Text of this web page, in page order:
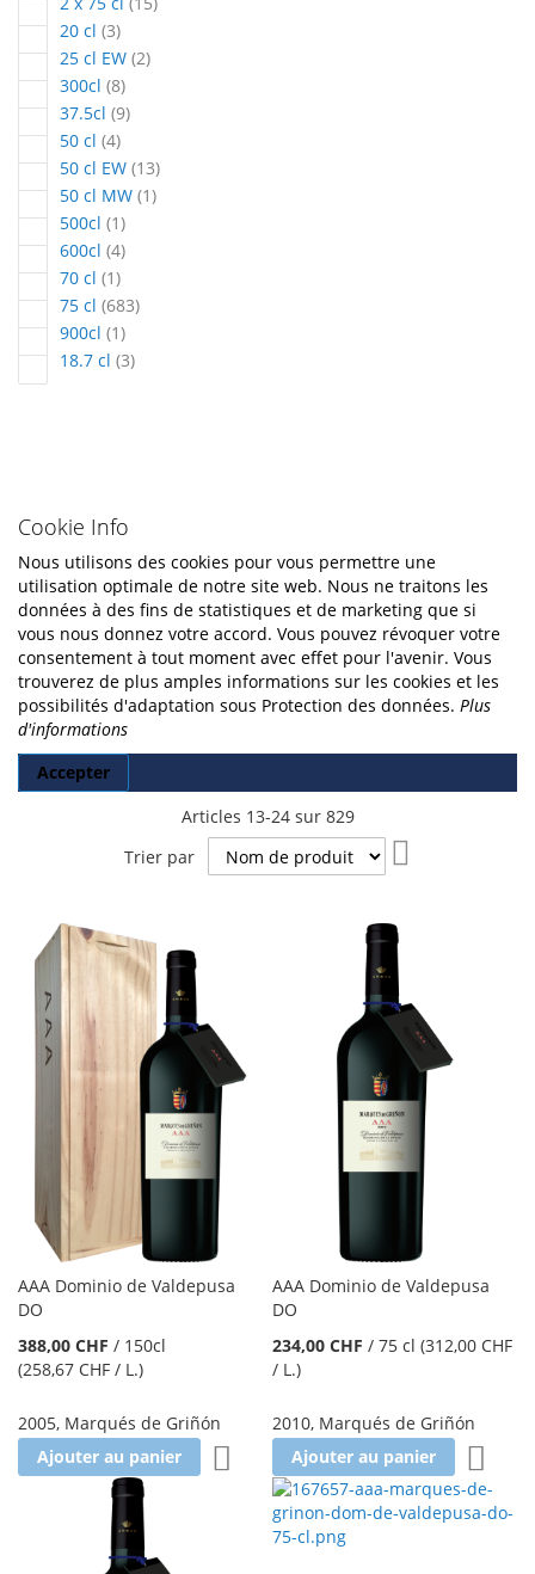
Cookie Info
Nous utilisons des cookies pour vous permettre une
utilisation optimale de notre site web. Nous ne traitons les
données à des fins de statistiques et de marketing que si
vous nous donnez votre accord. Vous pouvez révoquer votre
consentement à tout moment avec effet pour l'avenir. Vous
trouverez de plus amples informations sur les cookies et les
possibilités d'adaptation sous Protection des données. Plus
d'informations
Accepter
Articles 13-24sur 829
Trier par
AAA Dominio de Valdepusa
DO
388,00 CHF / 150cl
(258,67 CHF / L.)
2005, Marqués de Griñón
Ajouter au panier
Ajouter à la liste d'achats
AAA Dominio de Valdepusa
DO
234,00 CHF /75 cl (312,00 CHF
/ L.)
2010, Marqués de Griñón
Ajouter au panier
20 cl 3articles
25 cl EW 2articles
300cl 8articles
37.5cl 9articles
50 cl 4articles
50 cl EW 13articles
50 cl MW 1article
500cl 1article
600cl 4articles
70 cl 1article
75 cl 683articles
900cl 1article
18.7 cl 3articles